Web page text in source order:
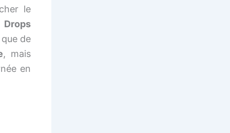
le
Drops
de
, mais
en